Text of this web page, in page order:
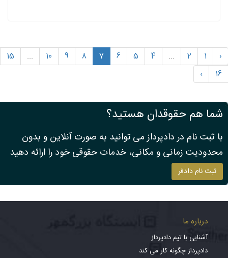
‹
1
2
...
4
5
6
7
8
9
10
...
15
16
›
شما هم حقوقدان هستید؟
با ثبت نام در دادپرداز می توانید به صورت آنلاین و بدون
محدودیت زمانی و مکانی، خدمات حقوقی خود را ارائه دهید
ثبت نام دادفر
درباره ما
آشنایی با تیم دادپرداز
دادپرداز چگونه کار می کند